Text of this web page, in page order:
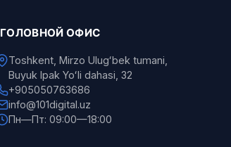
ГОЛОВНОЙ ОФИС
Toshkent, Mirzo Ulugʻbek tumani,
Buyuk Ipak Yoʻli dahasi, 32
+905050763686
info@101digital.uz
Пн—Пт: 09:00—18:00